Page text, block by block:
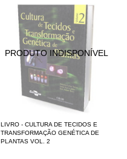
LIVRO - CULTURA DE TECIDOS E
TRANSFORMAÇÃO GENÉTICA DE
PLANTAS VOL. 2